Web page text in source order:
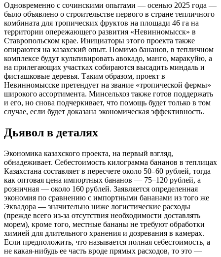
Одновременно с сочинскими опытами — осенью 2025 года —
было объявлено о строительстве первого в стране тепличного
комбината для тропических фруктов на площади 46 га на
территории опережающего развития «Невинномысск» в
Ставропольском крае. Инициаторы этого проекта также
опираются на казахский опыт. Помимо бананов, в тепличном
комплексе будут культивировать авокадо, манго, маракуйю, а
на прилегающих участках собираются высадить миндаль и
фисташковые деревья. Таким образом, проект в
Невинномысске претендует на звание «тропической фермы»
широкого ассортимента. Минсельхоз также готов поддержать
и его, но снова подчеркивает, что помощь будет только в том
случае, если будет доказана экономическая эффективность.
Дьявол в деталях
Экономика казахского проекта, на первый взгляд,
обнадеживает. Себестоимость килограмма бананов в теплицах
Казахстана составляет в пересчете около 50–60 рублей, тогда
как оптовая цена импортных бананов — 75–120 рублей, а
розничная — около 160 рублей. Заявляется определенная
экономия по сравнению с импортными бананами из того же
Эквадора — значительно ниже логистические расходы
(прежде всего из-за отсутствия необходимости доставлять
морем), кроме того, местные бананы не требуют обработки
химией для длительного хранения и дозревания в камерах.
Если предположить, что называется полная себестоимость, а
не какая-нибудь ее часть вроде прямых расходов, то это —